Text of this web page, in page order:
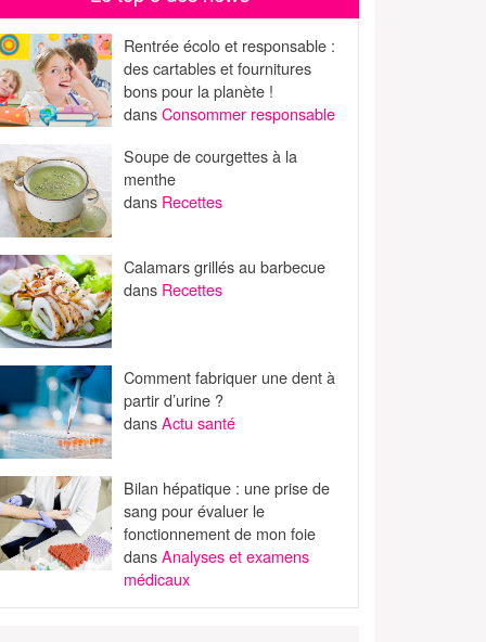
Rentrée écolo et responsable :
des cartables et fournitures
bons pour la planète !
dansConsommer responsable
Soupe de courgettes à la
menthe
dans Recettes
Calamars grillés au barbecue
dans Recettes
Comment fabriquer une dent à
partir d’urine ?
dansActu santé
Bilan hépatique : une prise de
sang pour évaluer le
fonctionnement de mon foie
dansAnalyses et examens
médicaux